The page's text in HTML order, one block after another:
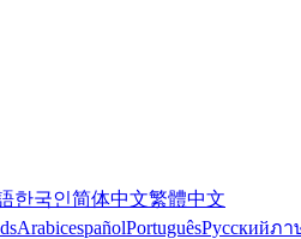
한국인简体中文繁體中文
ArabicespañolPortuguêsРусскийภา